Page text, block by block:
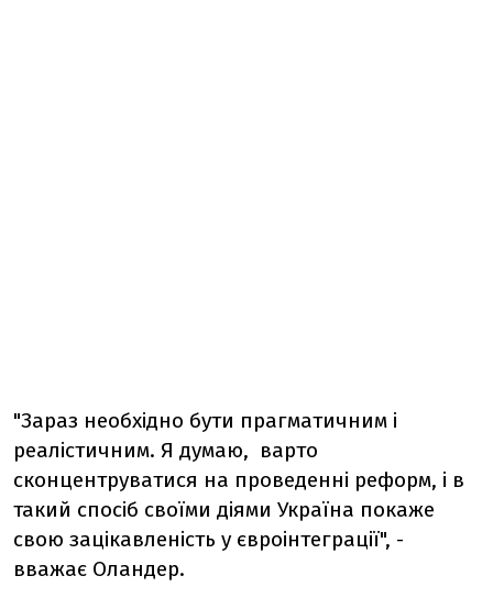
"Зараз необхідно бути прагматичним і
реалістичним. Я думаю, варто
сконцентруватися на проведенні реформ, і в
такий спосіб своїми діями Україна покаже
свою зацікавленість у євроінтеграції", -
вважає Оландер.